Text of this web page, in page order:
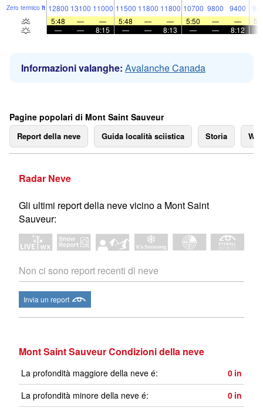
Zero termico ft 12800 13100 11000 11500 11800 11800 10700 9800 9400
5:48
— — 5:48 — — 5:50 — —
—
— 8:15 — — 8:13 — — 8:12
Informazioni valanghe: Avalanche Canada
Pagine popolari di Mont Saint Sauveur
Report della neve Guida località sciistica Storia
Radar Neve
Gli ultimi report della neve vicino a Mont Saint
Sauveur:
Non ci sono report recenti di neve
Invia un report
Mont Saint Sauveur Condizioni della neve
La profondità maggiore della neve é: 0 in
La profondità minore della neve é:
0 in